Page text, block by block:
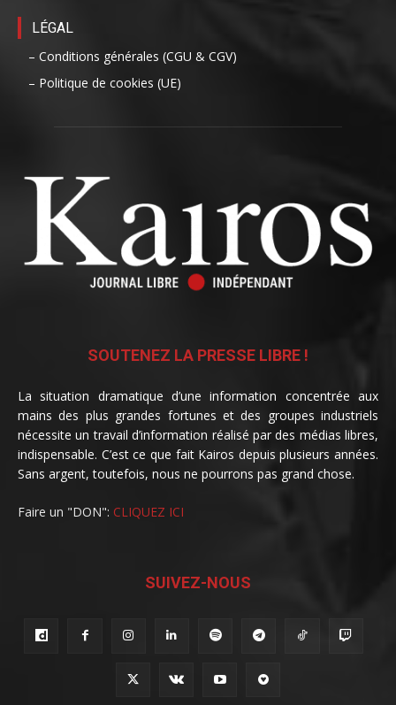
LÉGAL
– Conditions générales (CGU & CGV)
– Politique de cookies (UE)
SOUTENEZ LA PRESSE LIBRE !
La situation dramatique d’une information concentrée aux
mains des plus grandes fortunes et des groupes industriels
nécessite un travail d’information réalisé par des médias libres,
indispensable. C’est ce que fait Kairos depuis plusieurs années.
Sans argent, toutefois, nous ne pourrons pas grand chose.
Faire un "DON": CLIQUEZ ICI
SUIVEZ-NOUS